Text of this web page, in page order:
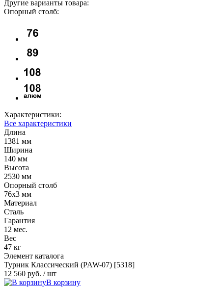
Другие варианты товара:
Опорный столб:
Характеристики:
Все характеристики
Длина
1381 мм
Ширина
140 мм
Высота
2530 мм
Опорный столб
76х3 мм
Материал
Сталь
Гарантия
12 мес.
Вес
47 кг
Элемент каталога
Турник Классический (PAW-07) [5318]
12 560 руб. / шт
В корзину